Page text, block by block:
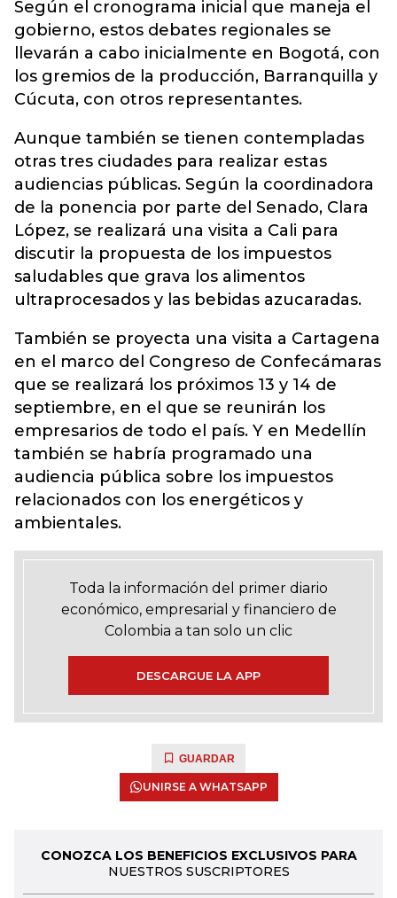
Según el cronograma inicial que maneja el
gobierno, estos debates regionales se
llevarán a cabo inicialmente en Bogotá, con
los gremios de la producción, Barranquilla y
Cúcuta, con otros representantes.
Aunque también se tienen contempladas
otras tres ciudades para realizar estas
audiencias públicas. Según la coordinadora
de la ponencia por parte del Senado, Clara
López, se realizará una visita a Cali para
discutir la propuesta de los impuestos
saludables que grava los alimentos
ultraprocesados y las bebidas azucaradas.
También se proyecta una visita a Cartagena
en el marco del Congreso de Confecámaras
que se realizará los próximos 13 y 14 de
septiembre, en el que se reunirán los
empresarios de todo el país. Y en Medellín
también se habría programado una
audiencia pública sobre los impuestos
relacionados con los energéticos y
ambientales.
Toda la información del primer diario
económico, empresarial y financiero de
Colombia a tan solo un clic
DESCARGUE LA APP
GUARDAR
UNIRSE A WHATSAPP
CONOZCA LOS BENEFICIOS EXCLUSIVOS PARA
NUESTROS SUSCRIPTORES